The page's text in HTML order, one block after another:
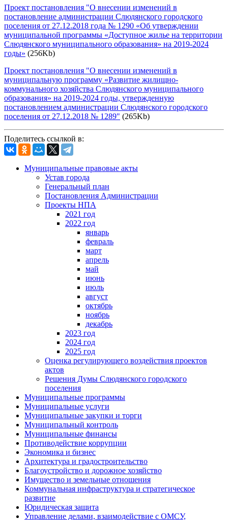
Проект постановления "О внесении изменений в
постановление администрации Слюдянского городского
поселения от 27.12.2018 года № 1290 «Об утверждении
муниципальной программы «Доступное жилье на территории
Слюдянского муниципального образования» на 2019-2024
годы» (256Kb)
Проект постановления "О внесении изменений в
муниципальную программу «Развитие жилищно-
коммунального хозяйства Слюдянского муниципального
образования» на 2019-2024 годы, утвержденную
постановлением администрации Слюдянского городского
поселения от 27.12.2018 № 1289" (265Kb)
Поделитесь ссылкой в:
Муниципальные правовые акты
Устав города
Генеральный план
Постановления Администрации
Проекты НПА
2021 год
2022 год
январь
февраль
март
апрель
май
июнь
июль
август
октябрь
ноябрь
декабрь
2023 год
2024 год
2025 год
Оценка регулирующего воздействия проектов
актов
Решения Думы Слюдянского городского
поселения
Муниципальные программы
Муниципальные услуги
Муниципальные закупки и торги
Муниципальный контроль
Муниципальные финансы
Противодействие коррупции
Экономика и бизнес
Архитектура и градостроительство
Благоустройство и дорожное хозяйство
Имущество и земельные отношения
Коммунальная инфраструктура и стратегическое
развитие
Юридическая защита
Управление делами, взаимодействие с ОМСУ,